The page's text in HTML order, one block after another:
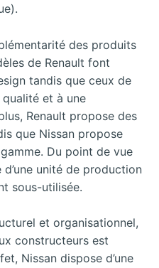
des produits
de Renault font
tandis que ceux de
et à une
Renault propose des
que Nissan propose
Du point de vue
unité de production
sous-utilisée.
et organisationnel,
constructeurs est
Nissan dispose d’une